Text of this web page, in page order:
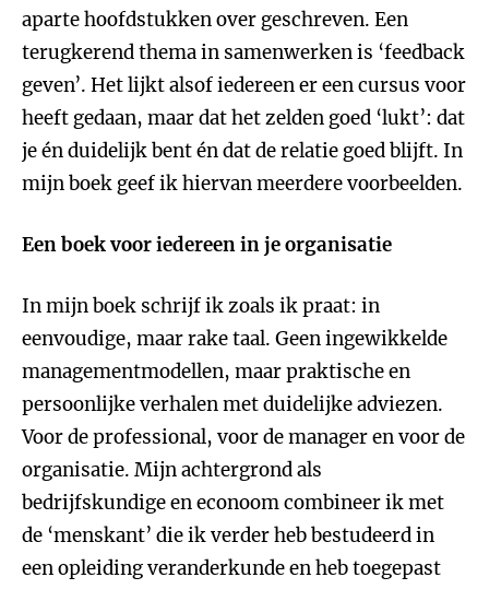
aparte hoofdstukken over geschreven. Een
terugkerend thema in samenwerken is ‘feedback
geven’. Het lijkt alsof iedereen er een cursus voor
heeft gedaan, maar dat het zelden goed ‘lukt’: dat
je én duidelijk bent én dat de relatie goed blijft. In
mijn boek geef ik hiervan meerdere voorbeelden.
Een boek voor iedereen in je organisatie
In mijn boek schrijf ik zoals ik praat: in
eenvoudige, maar rake taal. Geen ingewikkelde
managementmodellen, maar praktische en
persoonlijke verhalen met duidelijke adviezen.
Voor de professional, voor de manager en voor de
organisatie. Mijn achtergrond als
bedrijfskundige en econoom combineer ik met
de ‘menskant’ die ik verder heb bestudeerd in
een opleiding veranderkunde en heb toegepast